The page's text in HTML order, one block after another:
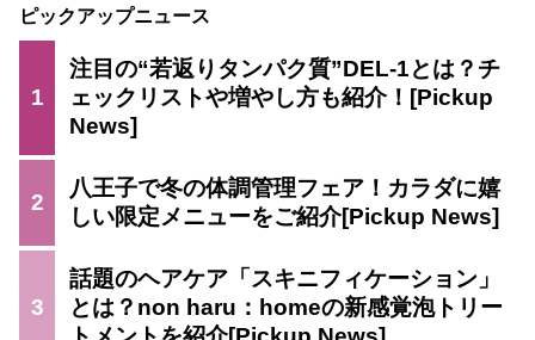
ピックアップニュース
1
注目の“若返りタンパク質”DEL-1とは？チ
ェックリストや増やし方も紹介！
2
八王子で冬の体調管理フェア！カラダに嬉
しい限定メニューをご紹介
3
話題のヘアケア「スキニフィケーション」
とは？non haru：homeの新感覚泡トリー